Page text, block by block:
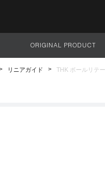
サイト全体
ORIGINAL PRODUCT
リニアガイド THK ボールリテ